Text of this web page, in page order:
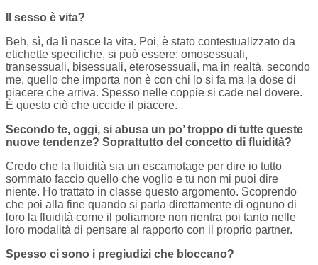
Il sesso è vita?
Beh, sì, da lì nasce la vita. Poi, è stato contestualizzato da
etichette specifiche, si può essere: omosessuali,
transessuali, bisessuali, eterosessuali, ma in realtà, secondo
me, quello che importa non è con chi lo si fa ma la dose di
piacere che arriva. Spesso nelle coppie si cade nel dovere.
È questo ciò che uccide il piacere.
Secondo te, oggi, si abusa un po’ troppo di tutte queste
nuove tendenze? Soprattutto del concetto di fluidità?
Credo che la fluidità sia un escamotage per dire io tutto
sommato faccio quello che voglio e tu non mi puoi dire
niente. Ho trattato in classe questo argomento. Scoprendo
che poi alla fine quando si parla direttamente di ognuno di
loro la fluidità come il poliamore non rientra poi tanto nelle
loro modalità di pensare al rapporto con il proprio partner.
Spesso ci sono i pregiudizi che bloccano?